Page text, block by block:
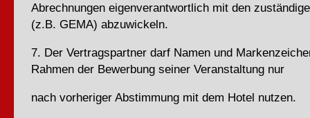
Abrechnungen eigenverantwortlich mit den
(z.B. GEMA) abzuwickeln.
7. Der Vertragspartner darf Namen und
Rahmen der Bewerbung seiner Veranstaltung nur
nach vorheriger Abstimmung mit dem Hotel nutzen.